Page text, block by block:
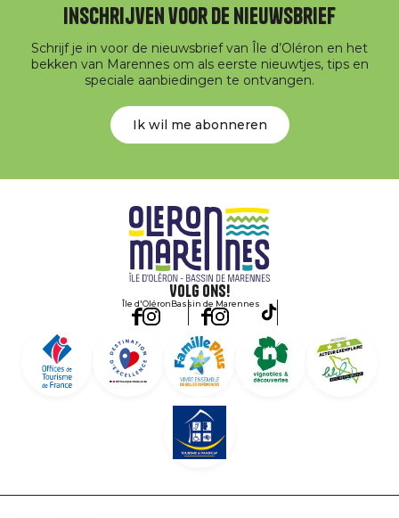
Inschrijven voor de nieuwsbrief
Schrijf je in voor de nieuwsbrief van Île d’Oléron en het
bekken van Marennes om als eerste nieuwtjes, tips en
speciale aanbiedingen te ontvangen.
Ik wil me abonneren
Volg ons!
Île d'OléronBassin de Marennes